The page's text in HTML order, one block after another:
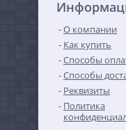
О компании
Как купить
Способы
Способы
Реквизиты
Политика